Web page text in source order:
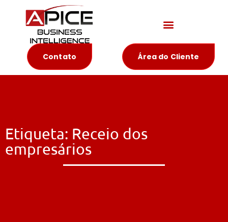
Contato Área do Cliente
Etiqueta: Receio dos
empresários